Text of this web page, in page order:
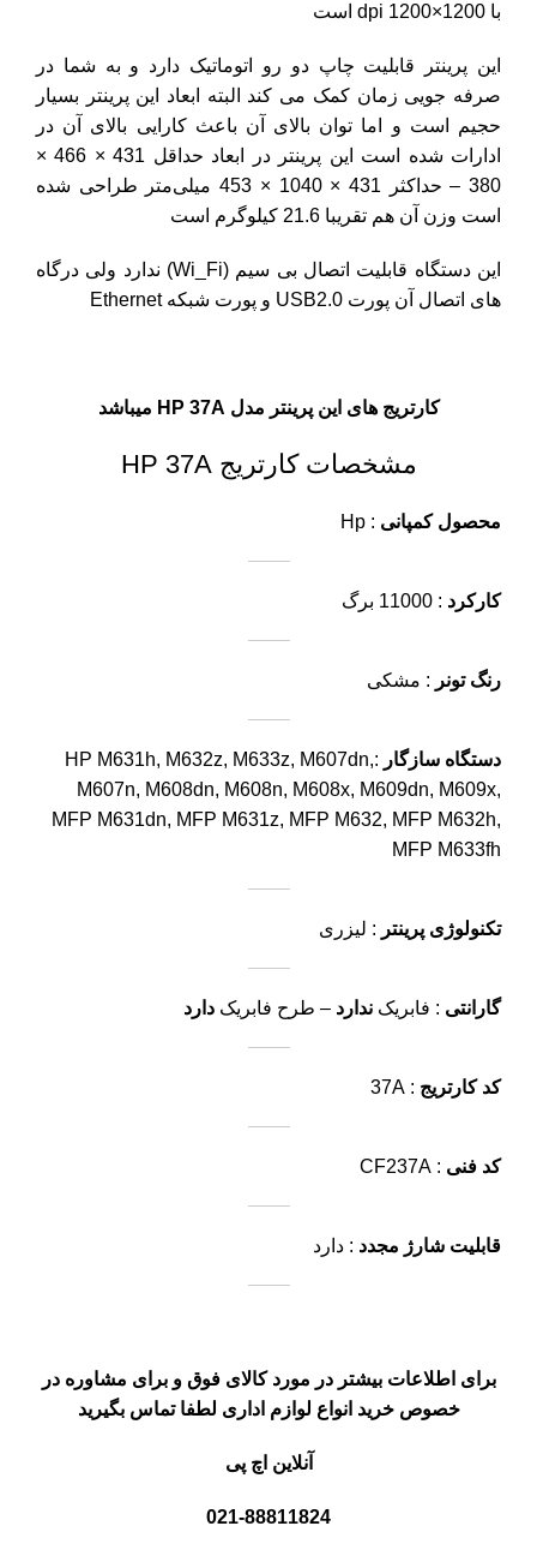
با 1200×1200 dpi است
این پرینتر قابلیت چاپ دو رو اتوماتیک دارد و به شما در
صرفه جویی زمان کمک می کند البته ابعاد این پرینتر بسیار
حجیم است و اما توان بالای آن باعث کارایی بالای آن در
ادارات شده است این پرینتر در ابعاد حداقل 431 × 466 ×
380 – حداکثر 431 × 1040 × 453 میلی‌متر طراحی شده
است وزن آن هم تقریبا 21.6 کیلوگرم است
ایندستگاه
قابلیت اتصال بی سیم (Wi_Fi) ندارد ولی درگاه
های اتصال آن پورت USB2.0 و پورت شبکه Ethernet
کارتریج های این پرینتر مدل HP 37A میباشد
مشخصات کارتریج HP 37A
محصول کمپانی : Hp
کارکرد : 11000 برگ
رنگ تونر : مشکی
دستگاه سازگار
:HP M631h, M632z, M633z, M607dn,
M607n, M608dn, M608n, M608x, M609dn, M609x,
MFP M631dn, MFP M631z, MFP M632, MFP M632h,
MFP M633fh
تکنولوژی پرینتر : لیزری
گارانتی : فابریک ندارد – طرح فابریک دارد
کد کارتریج : 37A
کد فنی : CF237A
قابلیت شارژ مجدد : دارد
برای اطلاعات بیشتر در مورد کالای فوق و برای مشاوره در
خصوص خرید انواع لوازم اداری لطفا تماس بگیرید
آنلاین اچ پی
021-88811824